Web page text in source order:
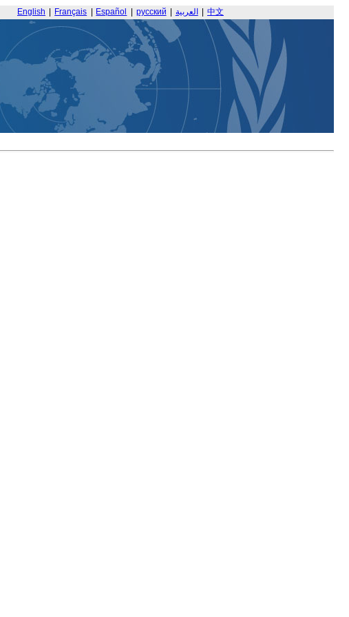
English Français Español русский العربية 中文